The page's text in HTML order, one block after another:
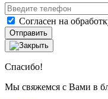
Согласен на
Отправить
Спасибо!
Мы свяжемся с Вами в